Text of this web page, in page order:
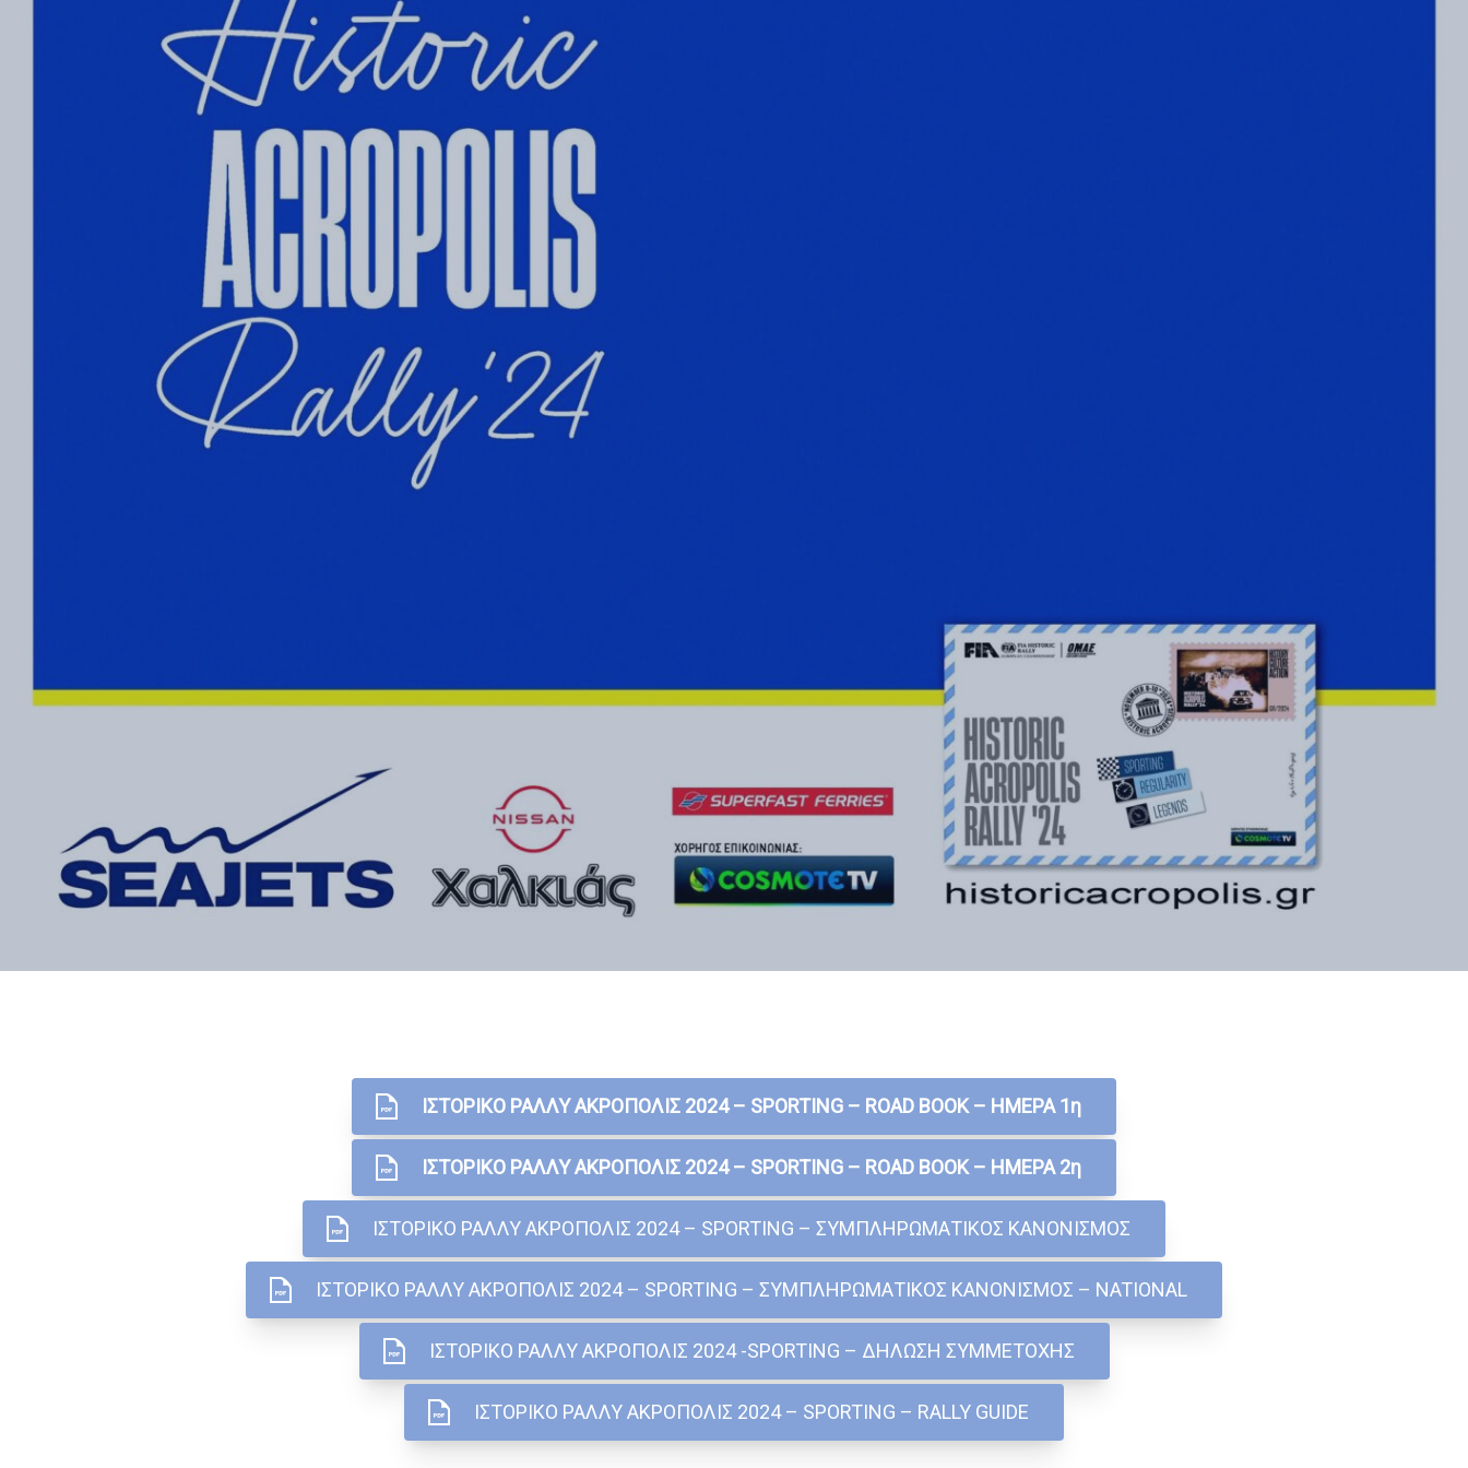
ΙΣΤΟΡΙΚΟ ΡΑΛΛΥ ΑΚΡΟΠΟΛΙΣ 2024 – SPORTING – ROAD BOOK – ΗΜΕΡΑ 1η
ΙΣΤΟΡΙΚΟ ΡΑΛΛΥ ΑΚΡΟΠΟΛΙΣ 2024 – SPORTING – ROAD BOOK – ΗΜΕΡΑ 2η
ΙΣΤΟΡΙΚΟ ΡΑΛΛΥ ΑΚΡΟΠΟΛΙΣ 2024 – SPORTING – ΣΥΜΠΛΗΡΩΜΑΤΙΚΟΣ ΚΑΝΟΝΙΣΜΟΣ
ΙΣΤΟΡΙΚΟ ΡΑΛΛΥ ΑΚΡΟΠΟΛΙΣ 2024 – SPORTING – ΣΥΜΠΛΗΡΩΜΑΤΙΚΟΣ ΚΑΝΟΝΙΣΜΟΣ – NATIONAL
ΙΣΤΟΡΙΚΟ ΡΑΛΛΥ ΑΚΡΟΠΟΛΙΣ 2024 -SPORTING – ΔΗΛΩΣΗ ΣΥΜΜΕΤΟΧΗΣ
ΙΣΤΟΡΙΚΟ ΡΑΛΛΥ ΑΚΡΟΠΟΛΙΣ 2024 – SPORTING – RALLY GUIDE